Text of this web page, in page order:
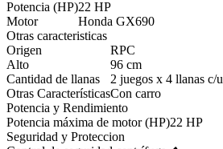
Potencia (HP)22 HP
Motor
Honda GX690
Otras caracteristicas
Origen
RPC
Alto
96 cm
Cantidad de llanas
2 juegos x 4 llanas c/u
Otras CaracterísticasCon carro
Potencia y Rendimiento
Potencia máxima de motor (HP)22 HP
Seguridad y Proteccion